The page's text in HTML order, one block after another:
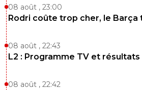
08 août , 23:00
Rodri coûte trop cher, le Barça
08 août , 22:43
L2 : Programme TV et
08 août , 22:42